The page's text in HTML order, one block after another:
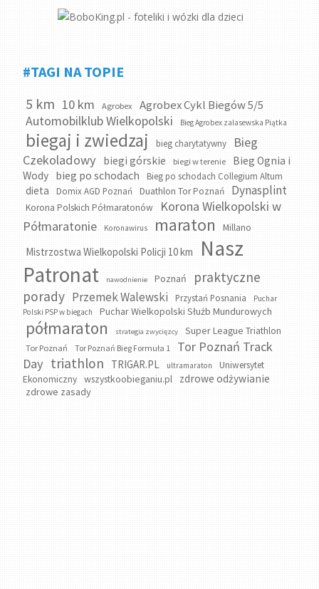
#TAGI NA TOPIE
5 km 10 km Agrobex Agrobex Cykl Biegów 5/5
Automobilklub Wielkopolski Bieg Agrobex zalasewska Piątka
biegaj i zwiedzaj bieg charytatywny
Bieg
Czekoladowy
biegi górskie biegi w terenie
Bieg Ognia i
Wody bieg po schodach Bieg po schodach Collegium Altum
dieta Domix AGD Poznań Duathlon Tor Poznań Dynasplint
Korona Polskich Półmaratonów
Korona Wielkopolski w
Półmaratonie
Koronawirus maraton Millano
Mistrzostwa Wielkopolski Policji 10 km
Nasz
Patronat
nawodnienie Poznań
praktyczne
porady Przemek Walewski Przystań Posnania
Puchar
Polski PSP w biegach
Puchar Wielkopolski Służb Mundurowych
półmaraton strategia zwycięzcy Super League Triathlon
Tor Poznań Tor Poznań Bieg Formuła 1
Tor Poznań Track
Day triathlon TRIGAR.PL ultramaraton
Uniwersytet
Ekonomiczny
wszystkoobieganiu.pl zdrowe odżywianie
zdrowe zasady